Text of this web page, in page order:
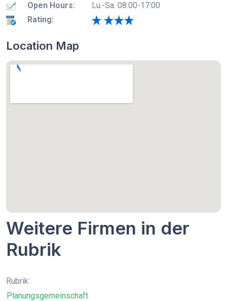
Open Hours:
Lu.-Sa. 08:00-17:00
Rating:
Location Map
Weitere Firmen in der
Rubrik
Rubrik:
Planungsgemeinschaft